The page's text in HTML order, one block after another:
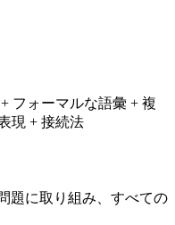
フォーマルな語彙 + 複
現 + 接続法
題に取り組み、すべての